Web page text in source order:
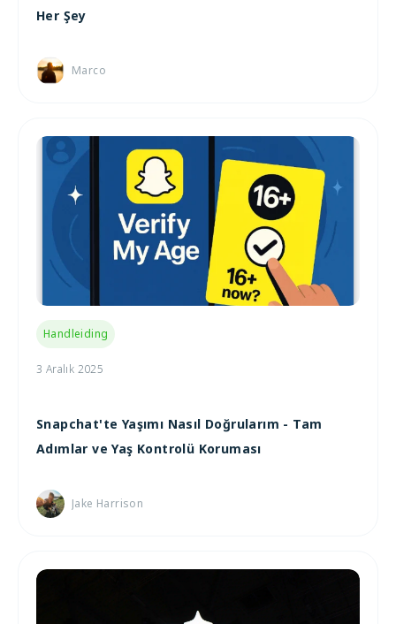
Her Şey
Marco
Handleiding
3 Aralık 2025
Snapchat'te Yaşımı Nasıl Doğrularım - Tam
Adımlar ve Yaş Kontrolü Koruması
Jake Harrison